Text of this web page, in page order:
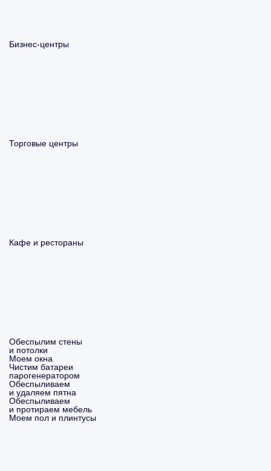
Бизнес-центры
Торговые центры
Кафе и рестораны
Обеспылим стены
и потолки
Моем окна
Чистим батареи
парогенератором
Обеспыливаем
и удаляем пятна
Обеспыливаем
и протираем мебель
Моем пол и плинтусы